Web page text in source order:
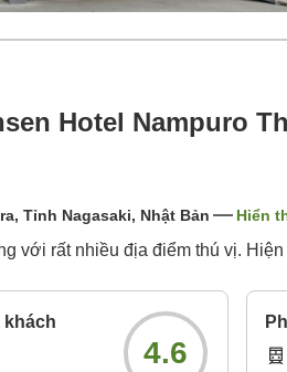
Hotel Nampuro
Tỉnh Nagasaki, Nhật Bản Hiển
với rất nhiều địa điểm thú vị.
khách
4.6